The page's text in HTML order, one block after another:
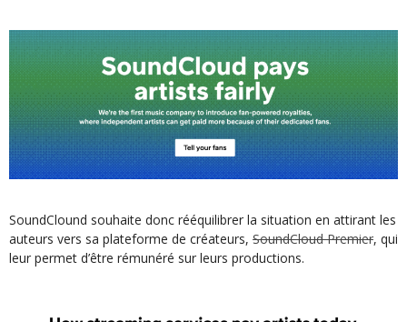
SoundClound souhaite donc rééquilibrer la situation en attirant les
auteurs vers sa plateforme de créateurs, SoundCloud Premier, qui
leur permet d’être rémunéré sur leurs productions.